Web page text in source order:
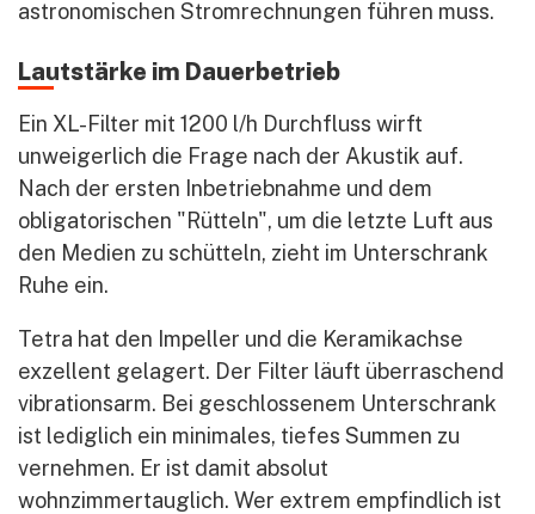
astronomischen Stromrechnungen führen muss.
Lautstärke im Dauerbetrieb
Ein XL-Filter mit 1200 l/h Durchfluss wirft
unweigerlich die Frage nach der Akustik auf.
Nach der ersten Inbetriebnahme und dem
obligatorischen "Rütteln", um die letzte Luft aus
den Medien zu schütteln, zieht im Unterschrank
Ruhe ein.
Tetra hat den Impeller und die Keramikachse
exzellent gelagert. Der Filter läuft überraschend
vibrationsarm. Bei geschlossenem Unterschrank
ist lediglich ein minimales, tiefes Summen zu
vernehmen. Er ist damit absolut
wohnzimmertauglich. Wer extrem empfindlich ist